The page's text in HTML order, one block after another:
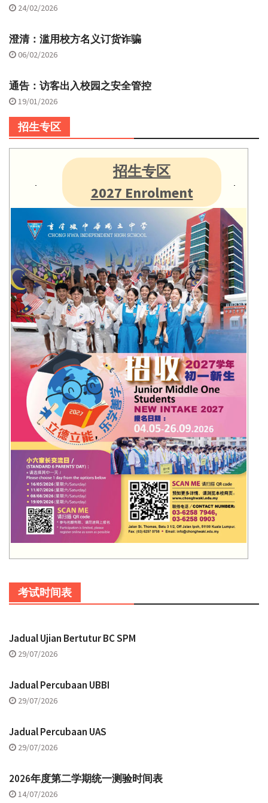
24/02/2026
澄清：滥用校方名义订货诈骗
06/02/2026
通告：访客出入校园之安全管控
19/01/2026
招生专区
招生专区
2027 Enrolment
考试时间表
Jadual Ujian Bertutur BC SPM
29/07/2026
Jadual Percubaan UBBI
29/07/2026
Jadual Percubaan UAS
29/07/2026
2026年度第二学期统一测验时间表
14/07/2026